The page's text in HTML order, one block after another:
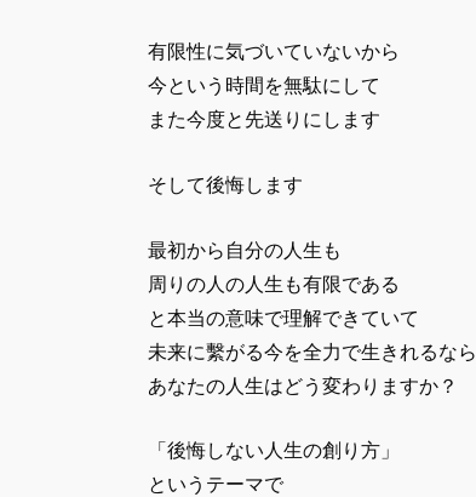
有限性に気づいていないから
今という時間を無駄にして
また今度と先送りにします
そして後悔します
最初から自分の人生も
周りの人の人生も有限である
と本当の意味で理解できていて
未来に繫がる今を全力で生きれるなら
あなたの人生はどう変わりますか？
「後悔しない人生の創り方」
というテーマで